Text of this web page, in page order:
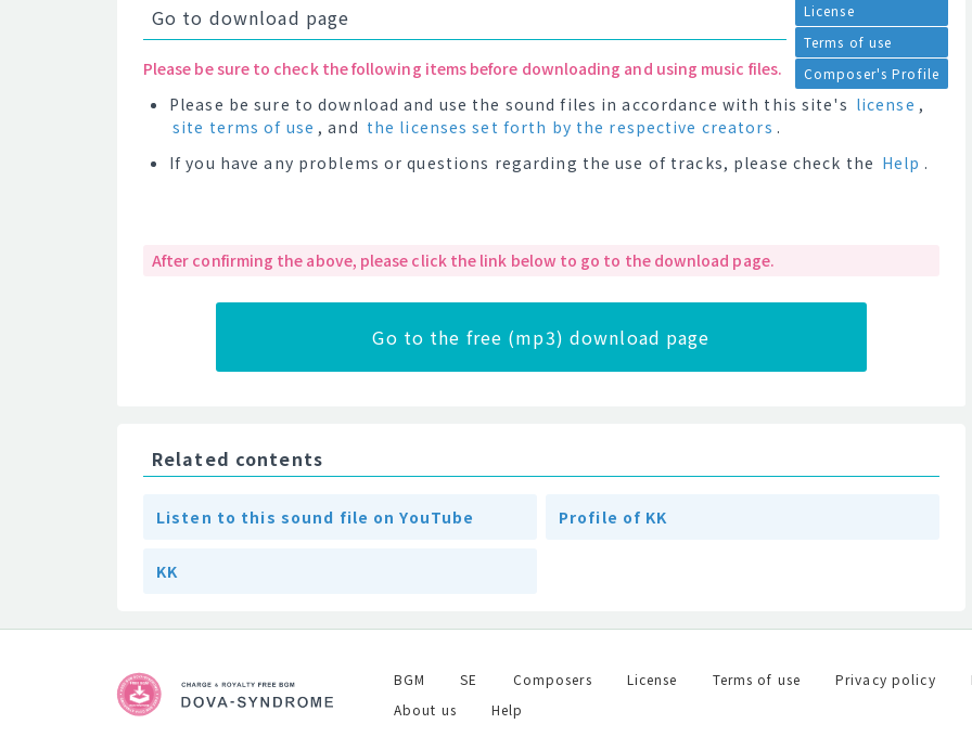
Go to download page
License
Terms of use
Composer's Profile
Please be sure to check the following items before downloading and using music files.
Please be sure to download and use the sound files in accordance with this site's license ,
site terms of use , and the licenses set forth by the respective creators .
If you have any problems or questions regarding the use of tracks, please check the Help .
After confirming the above, please click the link below to go to the download page.
Go to the free (mp3) download page
Related contents
Listen to this sound file on YouTube Profile of KK
KK
BGM SE Composers License Terms of use Privacy policy
About us
Help